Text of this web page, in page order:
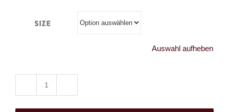
Size
Auswahl aufheben
Hoody